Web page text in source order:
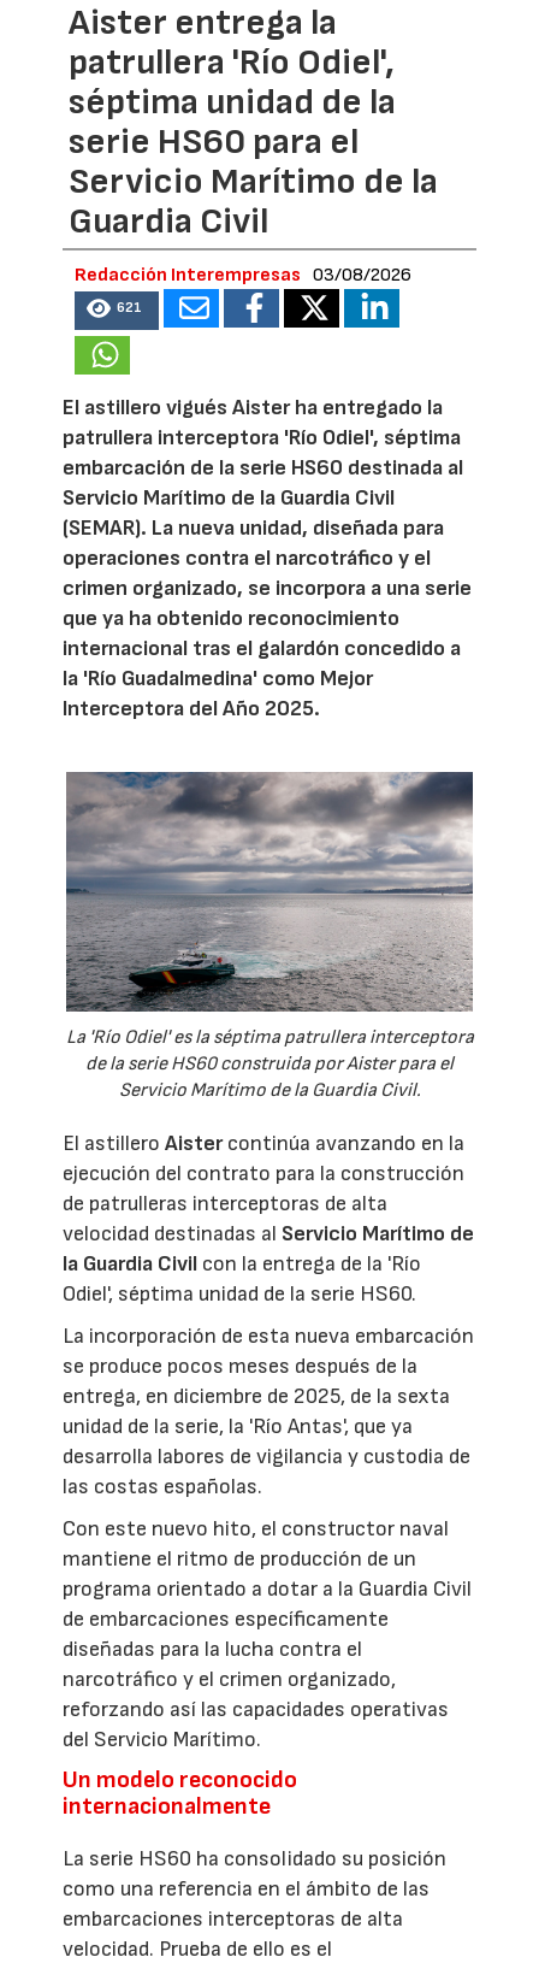
Aister entrega la
patrullera 'Río Odiel',
séptima unidad de la
serie HS60 para el
Servicio Marítimo de la
Guardia Civil
Redacción Interempresas 03/08/2026
621
El astillero vigués Aister ha entregado la
patrullera interceptora 'Río Odiel', séptima
embarcación de la serie HS60 destinada al
Servicio Marítimo de la Guardia Civil
(SEMAR). La nueva unidad, diseñada para
operaciones contra el narcotráfico y el
crimen organizado, se incorpora a una serie
que ya ha obtenido reconocimiento
internacional tras el galardón concedido a
la 'Río Guadalmedina' como Mejor
Interceptora del Año 2025.
La 'Río Odiel' es la séptima patrullera interceptora
de la serie HS60 construida por Aister para el
Servicio Marítimo de la Guardia Civil.
El astilleroAistercontinúa avanzando en la
ejecución del contrato para la construcción
de patrulleras interceptoras de alta
velocidad destinadas al Servicio Marítimo de
la Guardia Civil con la entrega de la 'Río
Odiel', séptima unidad de la serie HS60.
La incorporación de esta nueva embarcación
se produce pocos meses después de la
entrega, en diciembre de 2025, de la sexta
unidad de la serie, la 'Río Antas', que ya
desarrolla labores de vigilancia y custodia de
las costas españolas.
Con este nuevo hito, el constructor naval
mantiene el ritmo de producción de un
programa orientado a dotar a la Guardia Civil
de embarcaciones específicamente
diseñadas para la lucha contra el
narcotráfico y el crimen organizado,
reforzando así las capacidades operativas
del Servicio Marítimo.
Un modelo reconocido
internacionalmente
La serie HS60 ha consolidado su posición
como una referencia en el ámbito de las
embarcaciones interceptoras de alta
velocidad. Prueba de ello es el